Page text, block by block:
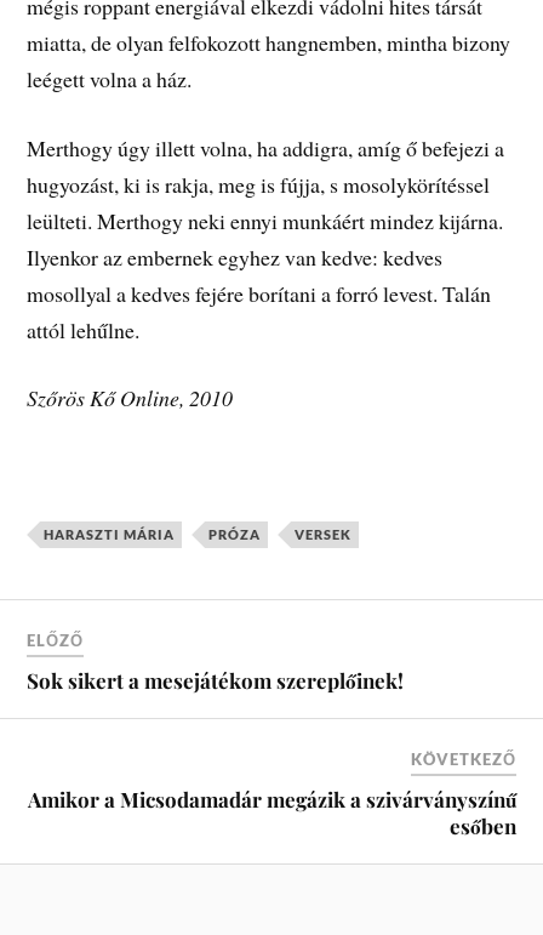
miatta, de olyan felfokozott hangnemben, mintha bizony
leégett volna a ház.
Merthogy úgy illett volna, ha addigra, amíg ő befejezi a
hugyozást, ki is rakja, meg is fújja, s mosolykörítéssel
leülteti. Merthogy neki ennyi munkáért mindez kijárna.
Ilyenkor az embernek egyhez van kedve: kedves
mosollyal a kedves fejére borítani a forró levest. Talán
attól lehűlne.
Szőrös Kő Online, 2010
HARASZTI MÁRIA PRÓZA VERSEK
ELŐZŐ
Sok sikert a mesejátékom szereplőinek!
KÖVETKEZŐ
Amikor a Micsodamadár megázik a szivárványszínű
esőben